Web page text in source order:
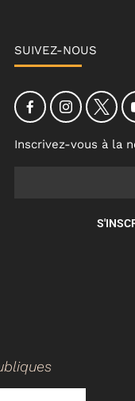
SUIVEZ-NOUS
Inscrivez-vous à la